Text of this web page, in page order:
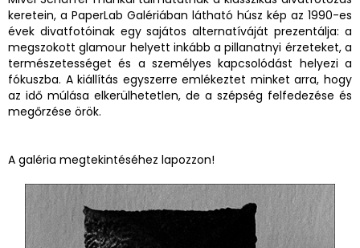
keretein, a PaperLab Galériában látható húsz kép az 1990-es
évek divatfotóinak egy sajátos alternatíváját prezentálja: a
megszokott glamour helyett inkább a pillanatnyi érzeteket, a
természetességet és a személyes kapcsolódást helyezi a
fókuszba. A kiállítás egyszerre emlékeztet minket arra, hogy
az idő múlása elkerülhetetlen, de a szépség felfedezése és
megőrzése örök.
A galéria megtekintéséhez lapozzon!